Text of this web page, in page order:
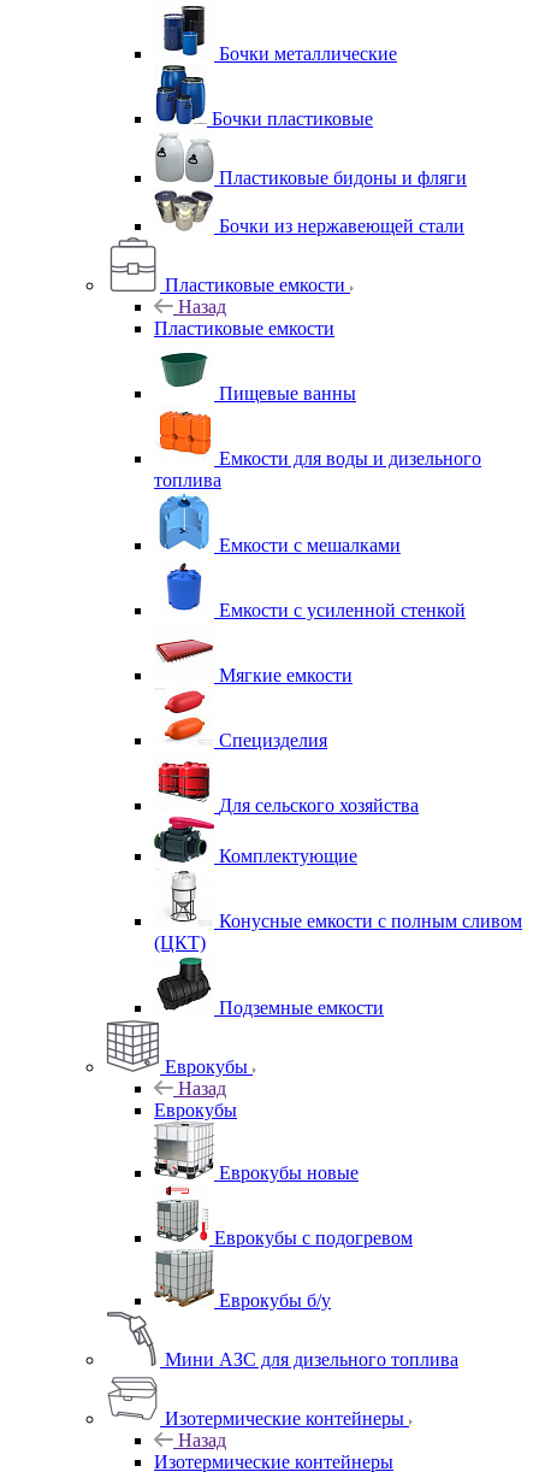
Бочки металлические
Бочки пластиковые
Пластиковые бидоны и фляги
Бочки из нержавеющей стали
Пластиковые емкости
Назад
Пластиковые емкости
Пищевые ванны
Емкости для воды и дизельного
топлива
Емкости с мешалками
Емкости с усиленной стенкой
Мягкие емкости
Специзделия
Для сельского хозяйства
Комплектующие
Конусные емкости с полным сливом
(ЦКТ)
Подземные емкости
Еврокубы
Назад
Еврокубы
Еврокубы новые
Еврокубы с подогревом
Еврокубы б/у
Мини АЗС для дизельного топлива
Изотермические контейнеры
Назад
Изотермические контейнеры